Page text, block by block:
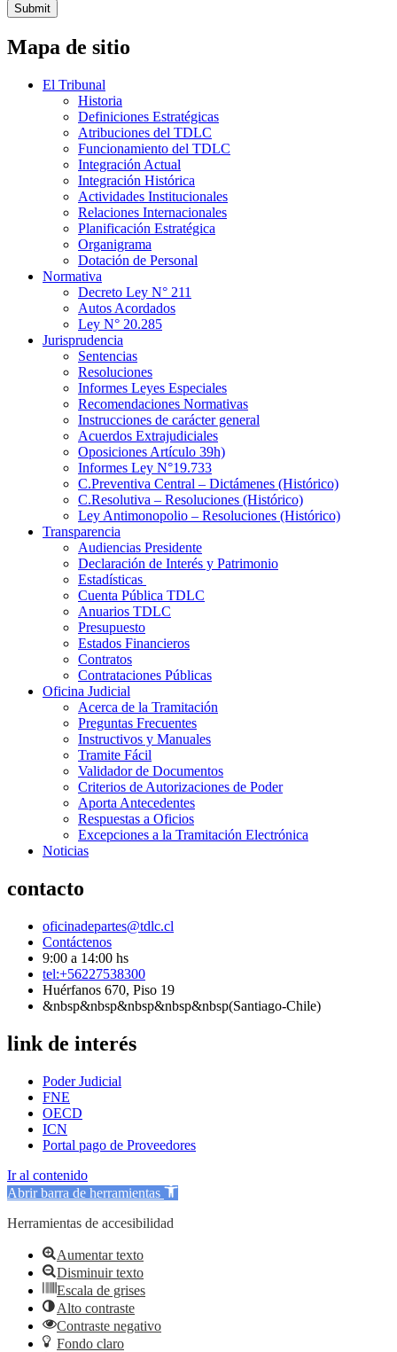
Submit
Mapa de sitio
El Tribunal
Historia
Definiciones Estratégicas
Atribuciones del TDLC
Funcionamiento del TDLC
Integración Actual
Integración Histórica
Actividades Institucionales
Relaciones Internacionales
Planificación Estratégica
Organigrama
Dotación de Personal
Normativa
Decreto Ley N° 211
Autos Acordados
Ley N° 20.285
Jurisprudencia
Sentencias
Resoluciones
Informes Leyes Especiales
Recomendaciones Normativas
Instrucciones de carácter general
Acuerdos Extrajudiciales
Oposiciones Artículo 39h)
Informes Ley N°19.733
C.Preventiva Central – Dictámenes (Histórico)
C.Resolutiva – Resoluciones (Histórico)
Ley Antimonopolio – Resoluciones (Histórico)
Transparencia
Audiencias Presidente
Declaración de Interés y Patrimonio
Estadísticas
Cuenta Pública TDLC
Anuarios TDLC
Presupuesto
Estados Financieros
Contratos
Contrataciones Públicas
Oficina Judicial
Acerca de la Tramitación
Preguntas Frecuentes
Instructivos y Manuales
Tramite Fácil
Validador de Documentos
Criterios de Autorizaciones de Poder
Aporta Antecedentes
Respuestas a Oficios
Excepciones a la Tramitación Electrónica
Noticias
contacto
oficinadepartes@tdlc.cl
Contáctenos
9:00 a 14:00 hs
tel:+56227538300
Huérfanos 670, Piso 19
&nbsp&nbsp&nbsp&nbsp&nbsp(Santiago-Chile)
link de interés
Poder Judicial
FNE
OECD
ICN
Portal pago de Proveedores
Ir al contenido
Abrir barra de herramientas
Herramientas de accesibilidad
Aumentar texto
Disminuir texto
Escala de grises
Alto contraste
Contraste negativo
Fondo claro